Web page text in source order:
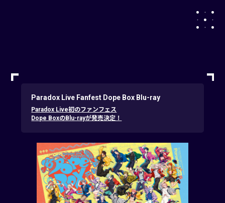
Paradox Live Fanfest Dope Box Blu-ray
Paradox Live初のファンフェス
Dope BoxのBlu-rayが発売決定！